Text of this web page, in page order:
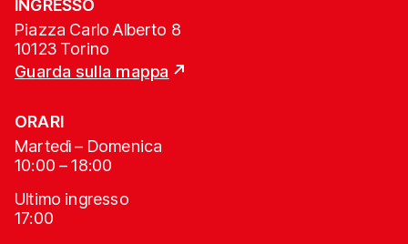
INGRESSO
Piazza Carlo Alberto 8
10123 Torino
Guarda sulla mappa
ORARI
Martedì – Domenica
10:00 – 18:00
Ultimo ingresso
17:00